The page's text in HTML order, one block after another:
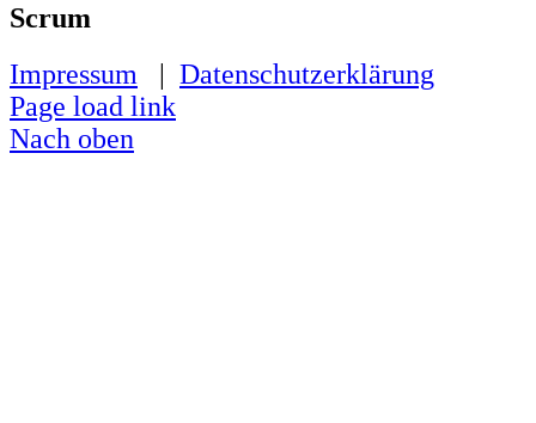
Scrum
Impressum | Datenschutzerklärung
Page load link
Nach oben